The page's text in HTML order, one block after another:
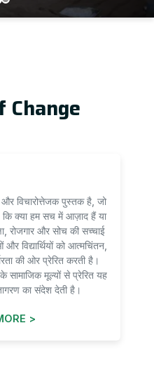
विचारोत्तेजक पुस्तक है, जो
क्या हम सच में आज़ाद हैं या
रोजगार और सोच की सच्चाई
विद्यार्थियों को आत्मचिंतन,
की ओर प्रेरित करती है।
मूल्यों से प्रेरित यह
का संदेश देती है।
>